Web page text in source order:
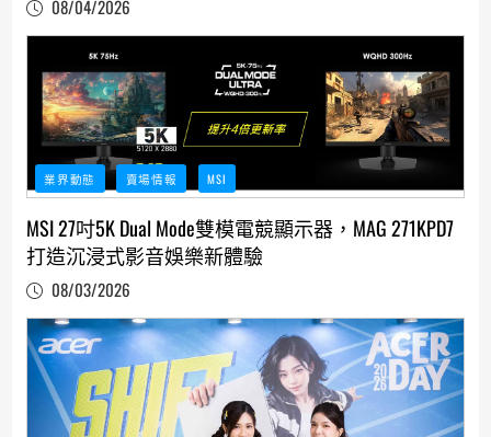
08/04/2026
業界動態 賣場情報 MSI
MSI 27吋5K Dual Mode雙模電競顯示器，MAG 271KPD7
打造沉浸式影音娛樂新體驗
08/03/2026